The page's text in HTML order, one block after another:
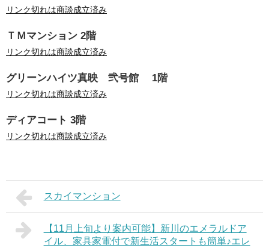
リンク切れは商談成立済み
ＴＭマンション 2階
リンク切れは商談成立済み
グリーンハイツ真映 弐号館 1階
リンク切れは商談成立済み
ディアコート 3階
リンク切れは商談成立済み
スカイマンション
【11月上旬より案内可能】新川のエメラルドア
イル、家具家電付で新生活スタートも簡単♪エレ